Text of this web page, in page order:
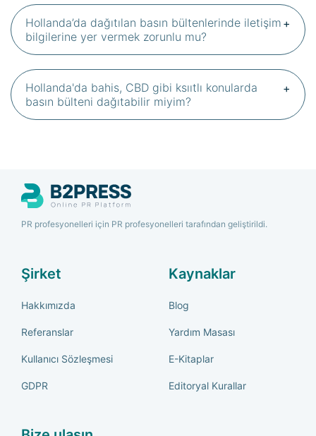
Hollanda’da dağıtılan basın bültenlerinde iletişim
bilgilerine yer vermek zorunlu mu?
Hollanda'da bahis, CBD gibi ksııtlı konularda
basın bülteni dağıtabilir miyim?
PR profesyonelleri için PR profesyonelleri tarafından geliştirildi.
Şirket
Hakkımızda
Referanslar
Kullanıcı Sözleşmesi
GDPR
Kaynaklar
Blog
Yardım Masası
E-Kitaplar
Editoryal Kurallar